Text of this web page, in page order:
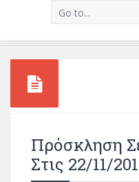
Go to...
Πρόσκληση
Στις 22/11/